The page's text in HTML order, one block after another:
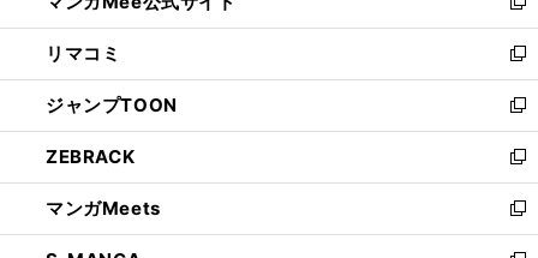
ウ
で
開
く
ィ
ン
ド
ウ
で
開
く
い
ウ
ィ
ン
ド
ウ
で
開
く
新
し
い
ウ
ィ
ン
ド
ウ
で
開
リマコミ
新
し
い
ウ
ィ
ン
ド
ウ
ジャンプTOON
新
し
い
ウ
ィ
ン
ZEBRACK
新
し
い
ウ
マンガMeets
新
し